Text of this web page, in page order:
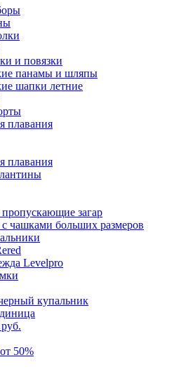
и повязки
панамы и шляпы
шапки летние
плавания
плавания
загар
чашками больших размеров
Levelpro
купальник
50%